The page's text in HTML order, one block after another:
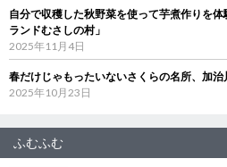
自分で収穫した秋野菜を使って芋煮作りを
ランドむさしの村」
2025年11月4日
春だけじゃもったいないさくらの名所、加治
2025年10月23日
ふむふむ